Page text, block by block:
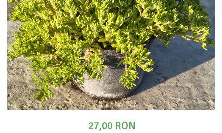
Macris
Lamaita (melisa, roinita)
Chives
Ardei iute
Marar
Tarhon
Alb
Albastru
Portocaliu
Mov
Multicolor
Argintiu
Bicolor
Vargat / variegat
Pe anotimp
27,00 RON